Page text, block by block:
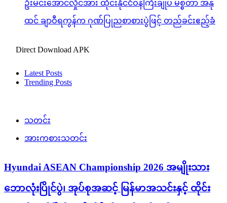
ဦးမင်းအောင်လှိုင်အား ထိုင်းနိုင်ငံဝန်ကြီးချုပ် မစ္စတာ အနု
ထင် ချာဝီရကွန်က ဂုဏ်ပြုညစာစားပွဲဖြင့် တည်ခင်းဧည့်ခံ
Direct Download APK
Latest Posts
Trending Posts
သတင်း
အားကစားသတင်း
Hyundai ASEAN Championship 2026 အမျိုးသား
ဘောလုံးပြိုင်ပွဲ၊ အုပ်စုအဆင့် မြန်မာအသင်းနှင့် ထိုင်း